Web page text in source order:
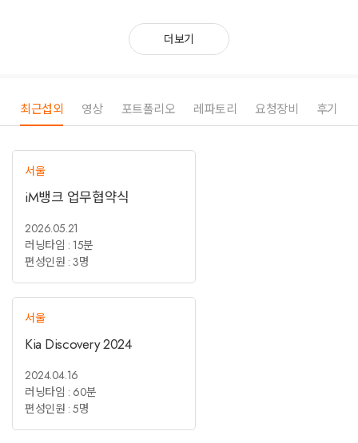
국악 유튜브로 다양한 장르의 음악들을 선보이고 있으며 8만명 이상의 구독
더보기
최근섭외 영상 포트폴리오 레파토리 요청장비 후기
서울
iM뱅크 업무협약식
2026.05.21
러닝타임 : 15분
편성인원 : 3명
서울
Kia Discovery 2024
2024.04.16
러닝타임 : 60분
편성인원 : 5명